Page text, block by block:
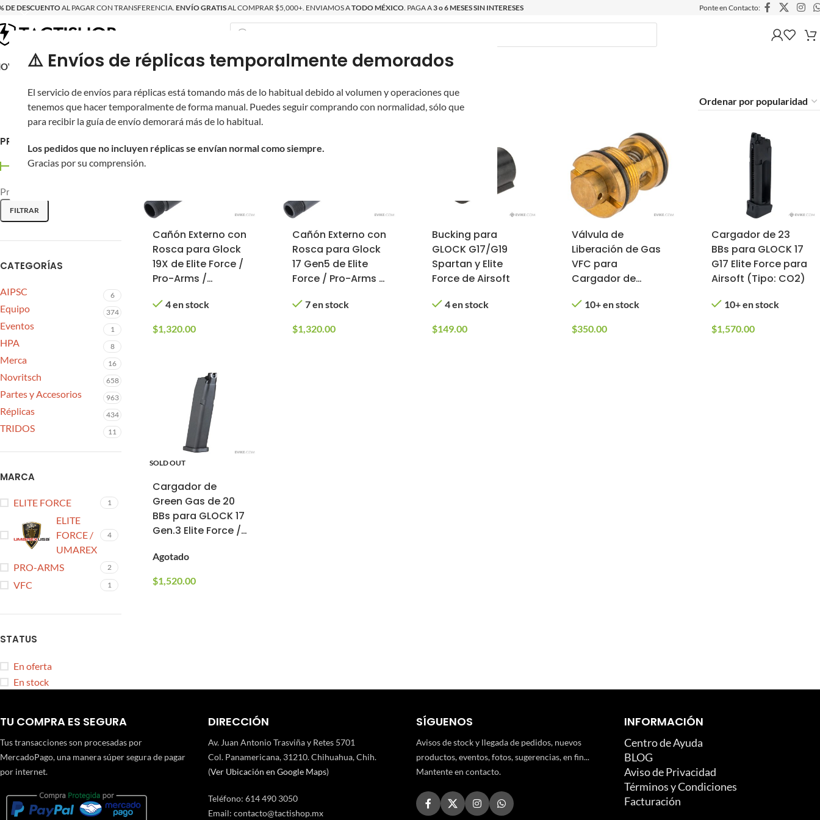
⚠️ Envíos de réplicas temporalmente demorados
El servicio de envíos para réplicas está tomando más de lo habitual debido al volumen y operaciones que
tenemos que hacer temporalmente de forma manual. Puedes seguir comprando con normalidad, sólo que
para recibir la guía de envío demorará más de lo habitual.
Los pedidos que no incluyen réplicas se envían normal como siempre.
Gracias por su comprensión.
DE DESCUENTOAL PAGAR CON TRANSFERENCIA. ENVÍO GRATISAL COMPRAR $5,000+. ENVIAMOS ATODO MÉXICO . PAGA A3 o 6 MESES SIN INTERESES Ponte en Contacto:
RÉPLICASPARTES Y ACCESORIOSEQUIPOPRODUCTOS NUEVOSPROMOCIONES
PRECIO
FILTRAR
Precio:
CATEGORÍAS
AIPSC 6
Equipo 374
Eventos 1
HPA 8
Merca 16
Novritsch 658
Partes y Accesorios 963
Réplicas 434
TRIDOS 11
MARCA
ELITE FORCE 1
ELITE
FORCE /
UMAREX
4
PRO-ARMS 2
VFC 1
STATUS
En oferta
En stock
Inicio
Cañón Externo con
Rosca para Glock
19X de Elite Force /
Pro-Arms /
4 en stock
$1,320.00
Cañón Externo con
Rosca para Glock
17 Gen5 de Elite
Force / Pro-Arms /
7 en stock
$1,320.00
Bucking para
GLOCK G17/G19
Spartan y Elite
Force de Airsoft
4 en stock
$149.00
Válvula de
Liberación de Gas
VFC para
Cargador de
Elite Force (Tipo:
CO2)
10+ en stock
$350.00
Cargador de 23
BBs para GLOCK 17
G17 Elite Force para
Airsoft (Tipo: CO2)
10+ en stock
$1,570.00
SOLD OUT
Cargador de
Green Gas de 20
BBs para GLOCK 17
Gen.3 Elite Force /
Agotado
$1,520.00
TU COMPRA ES SEGURA
Tus transacciones son procesadas por
MercadoPago, una manera súper segura de pagar
por internet.
DIRECCIÓN
Av. Juan Antonio Trasviña y Retes 5701
Col. Panamericana, 31210. Chihuahua, Chih.
(Ver Ubicación en Google Maps)
Teléfono: 614 490 3050
Email: contacto@tactishop.mx
SÍGUENOS
Avisos de stock y llegada de pedidos, nuevos
productos, eventos, fotos, sugerencias, en fin...
Mantente en contacto.
INFORMACIÓN
Centro de Ayuda
BLOG
Aviso de Privacidad
Términos y Condiciones
Facturación